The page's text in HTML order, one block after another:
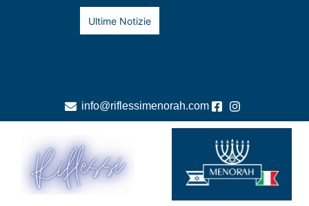
Ultime Notizie
info@riflessimenorah.com